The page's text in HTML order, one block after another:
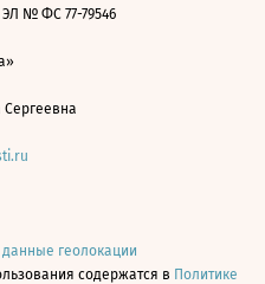
ЭЛ № ФС 77-79546
Сергеевна
данные геолокации
содержатся в Политике